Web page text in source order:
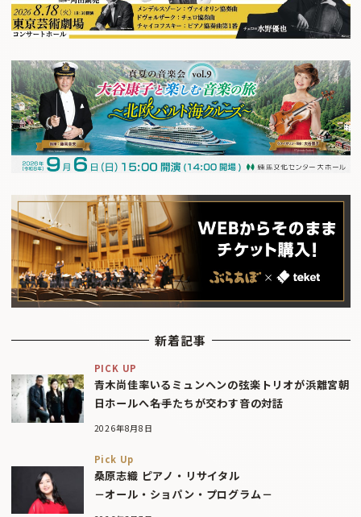
新着記事
PICK UP
青木尚佳率いるミュンヘンの弦楽トリオが浜離宮朝
日ホールへ――名手たちが交わす音の対話
2026年8月8日
Pick Up
桑原志織 ピアノ・リサイタル
－オール・ショパン・プログラム－